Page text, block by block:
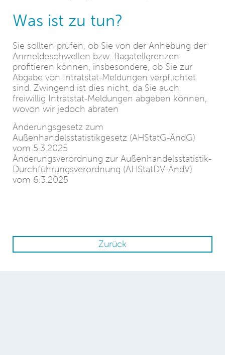
Was ist zu tun?
Sie sollten prüfen, ob Sie von der Anhebung der
Anmeldeschwellen bzw. Bagatellgrenzen
profitieren können, insbesondere, ob Sie zur
Abgabe von Intratstat-Meldungen verpflichtet
sind. Zwingend ist dies nicht, da Sie auch
freiwillig Intratstat-Meldungen abgeben können,
wovon wir jedoch abraten
Änderungsgesetz zum
Außenhandelsstatistikgesetz (AHStatG-ÄndG)
vom 5.3.2025
Änderungsverordnung zur Außenhandelsstatistik-
Durchführungsverordnung (AHStatDV-ÄndV)
vom 6.3.2025
Zurück